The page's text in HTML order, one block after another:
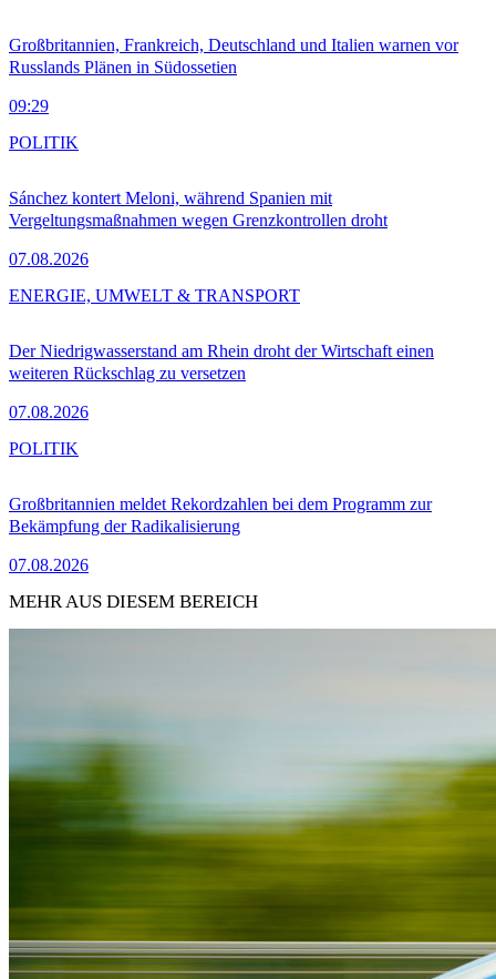
Großbritannien, Frankreich, Deutschland und Italien warnen vor
Russlands Plänen in Südossetien
09:29
Sánchez kontert Meloni, während Spanien mit
Vergeltungsmaßnahmen wegen Grenzkontrollen droht
07.08.2026
POLITIK
Der Niedrigwasserstand am Rhein droht der Wirtschaft einen
weiteren Rückschlag zu versetzen
07.08.2026
ENERGIE, UMWELT & TRANSPORT
Großbritannien meldet Rekordzahlen bei dem Programm zur
Bekämpfung der Radikalisierung
07.08.2026
POLITIK
MEHR AUS DIESEM BEREICH